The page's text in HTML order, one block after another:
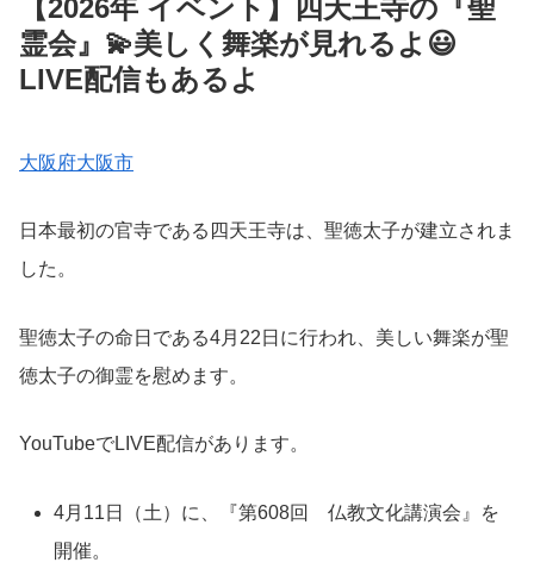
【2026年 イベント】四天王寺の『聖
霊会』💫美しく舞楽が見れるよ😃
LIVE配信もあるよ
大阪府大阪市
日本最初の官寺である四天王寺は、聖徳太子が建立されま
した。
聖徳太子の命日である4月22日に行われ、美しい舞楽が聖
徳太子の御霊を慰めます。
YouTubeでLIVE配信があります。
4月11日（土）に、『第608回 仏教文化講演会』を
開催。